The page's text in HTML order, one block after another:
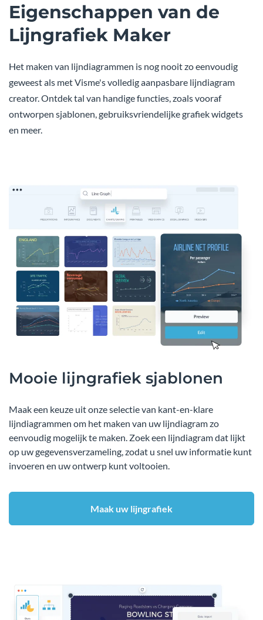
Eigenschappen van de
Lijngrafiek Maker
Het maken van lijndiagrammen is nog nooit zo eenvoudig
geweest als met Visme's volledig aanpasbare lijndiagram
creator. Ontdek tal van handige functies, zoals vooraf
ontworpen sjablonen, gebruiksvriendelijke grafiek widgets
en meer.
Mooie lijngrafiek sjablonen
Maak een keuze uit onze selectie van kant-en-klare
lijndiagrammen om het maken van uw lijndiagram zo
eenvoudig mogelijk te maken. Zoek een lijndiagram dat lijkt
op uw gegevensverzameling, zodat u snel uw informatie kunt
invoeren en uw ontwerp kunt voltooien.
Maak uw lijngrafiek